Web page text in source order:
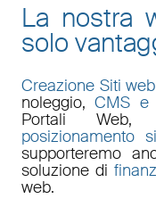
La nostra
solo
Creazione Siti web
noleggio,CMS e
Portali Web
posizionamento
supporteremo
soluzione di
web.